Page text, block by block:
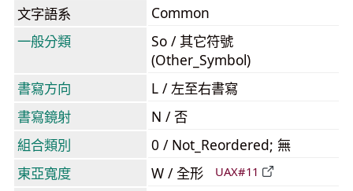
文字語系
Common
一般分類
So / 其它符號
(Other_Symbol)
書寫方向
L / 左至右書寫
書寫鏡射
N / 否
組合類別
0 / Not_Reordered; 無
東亞寬度
W / 全形 UAX#11